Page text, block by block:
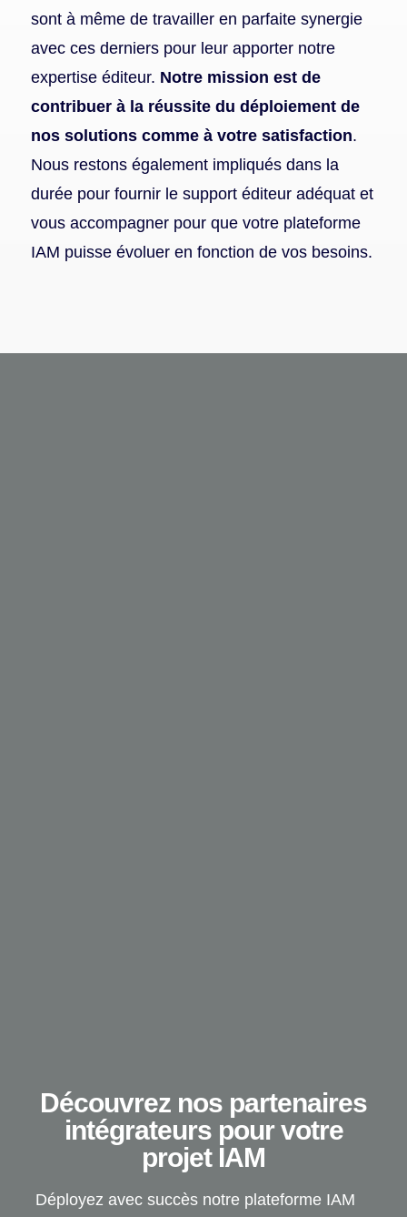
sont à même de travailler en parfaite synergie
avec ces derniers pour leur apporter notre
expertise éditeur. Notre mission est de
contribuer à la réussite du déploiement de
nos solutions comme à votre satisfaction.
Nous restons également impliqués dans la
durée pour fournir le support éditeur adéquat et
vous accompagner pour que votre plateforme
IAM puisse évoluer en fonction de vos besoins.
Découvrez nos partenaires
intégrateurs pour votre
projet IAM
Déployez avec succès notre plateforme IAM